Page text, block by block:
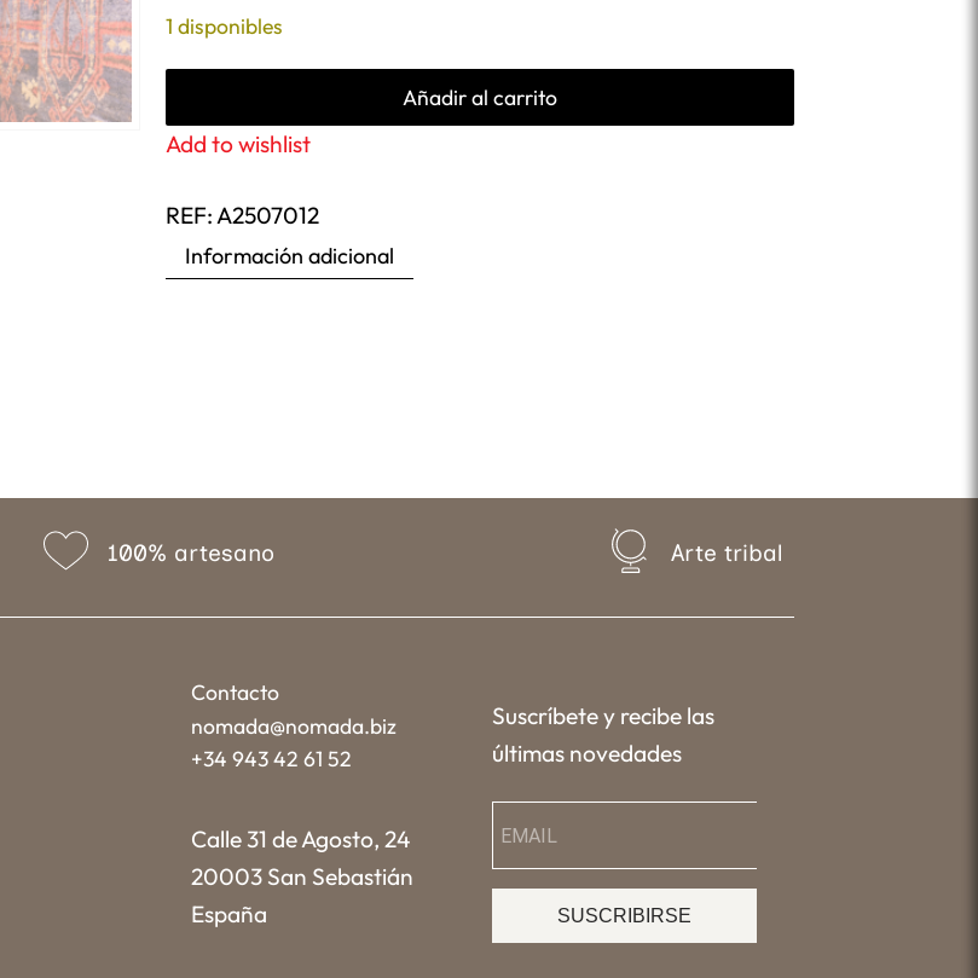
1 disponibles
Añadir al carrito
Add to wishlist
REF:A2507012
Información adicional
100% artesano Arte tribal
Contacto
nomada@nomada.biz
+34 943 42 61 52
Calle 31 de Agosto, 24
20003 San Sebastián
España
Suscríbete y recibe las
últimas novedades
SUSCRIBIRSE